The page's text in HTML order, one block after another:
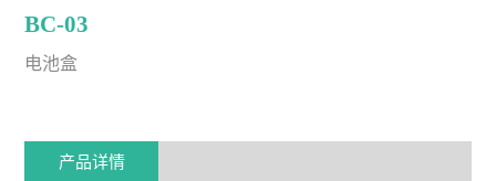
BC-03
电池盒
产品详情